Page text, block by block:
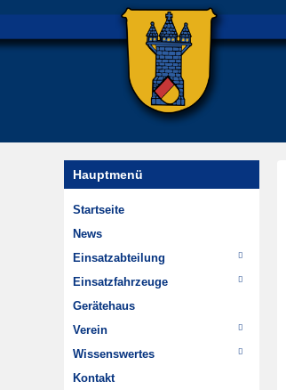
Hauptmenü
Startseite
News
Einsatzabteilung
Einsätze
Wehrführung
Im Wandel der Zeit
Highlights
Dienstplan
Einsatzfahrzeuge
TSF-W
MTW
Gerätehaus
Verein
Chronik
Jugendfeuerwehr
Wissenswertes
Hydrantenpläne erstellen
Kontakt